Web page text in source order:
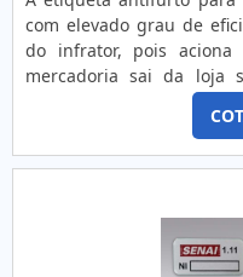
atividades;
homologados;
DE QUALIDADE
que há de melhor no
composição. A empresa
confecção de roupas e
ser comprometida com
conta com escritório de
as atividades e
9000. Tudo isso,
com elevado grau de
do infrator, pois
mercadoria sai da loja
podem ser de dois
utilizadas uma única
após a desativação no
com material mais